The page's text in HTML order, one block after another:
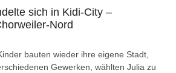
sich in Kidi-City –
Nord
bauten wieder ihre eigene Stadt,
Gewerken, wählten Julia zu